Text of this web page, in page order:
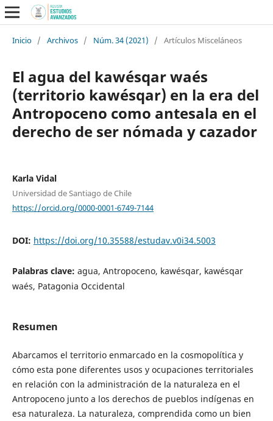
Inicio / Archivos / Núm. 34 (2021) / Artículos Misceláneos
El agua del kawésqar waés
(territorio kawésqar) en la era del
Antropoceno como antesala en el
derecho de ser nómada y cazador
Karla Vidal
Universidad de Santiago de Chile
https://orcid.org/0000-0001-6749-7144
DOI: https://doi.org/10.35588/estudav.v0i34.5003
Palabras clave: agua, Antropoceno, kawésqar, kawésqar
waés, Patagonia Occidental
Resumen
Abarcamos el territorio enmarcado en la cosmopolítica y
cómo esta pone diferentes usos y ocupaciones territoriales
en relación con la administración de la naturaleza en el
Antropoceno junto a los derechos de pueblos indígenas en
esa naturaleza. La naturaleza, comprendida como un bien